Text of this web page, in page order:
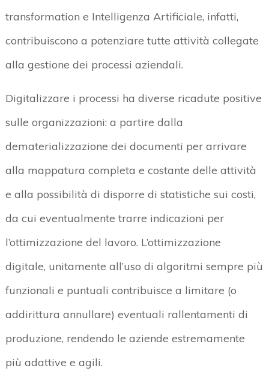
transformation e Intelligenza Artificiale, infatti,
contribuiscono a potenziare tutte attività collegate
alla gestione dei processi aziendali.
Digitalizzare i processi ha diverse ricadute positive
sulle organizzazioni: a partire dalla
dematerializzazione dei documenti per arrivare
alla mappatura completa e costante delle attività
e alla possibilità di disporre di statistiche sui costi,
da cui eventualmente trarre indicazioni per
l’ottimizzazione del lavoro. L’ottimizzazione
digitale, unitamente all’uso di algoritmi sempre più
funzionali e puntuali contribuisce a limitare (o
addirittura annullare) eventuali rallentamenti di
produzione, rendendo le aziende estremamente
più adattive e agili.